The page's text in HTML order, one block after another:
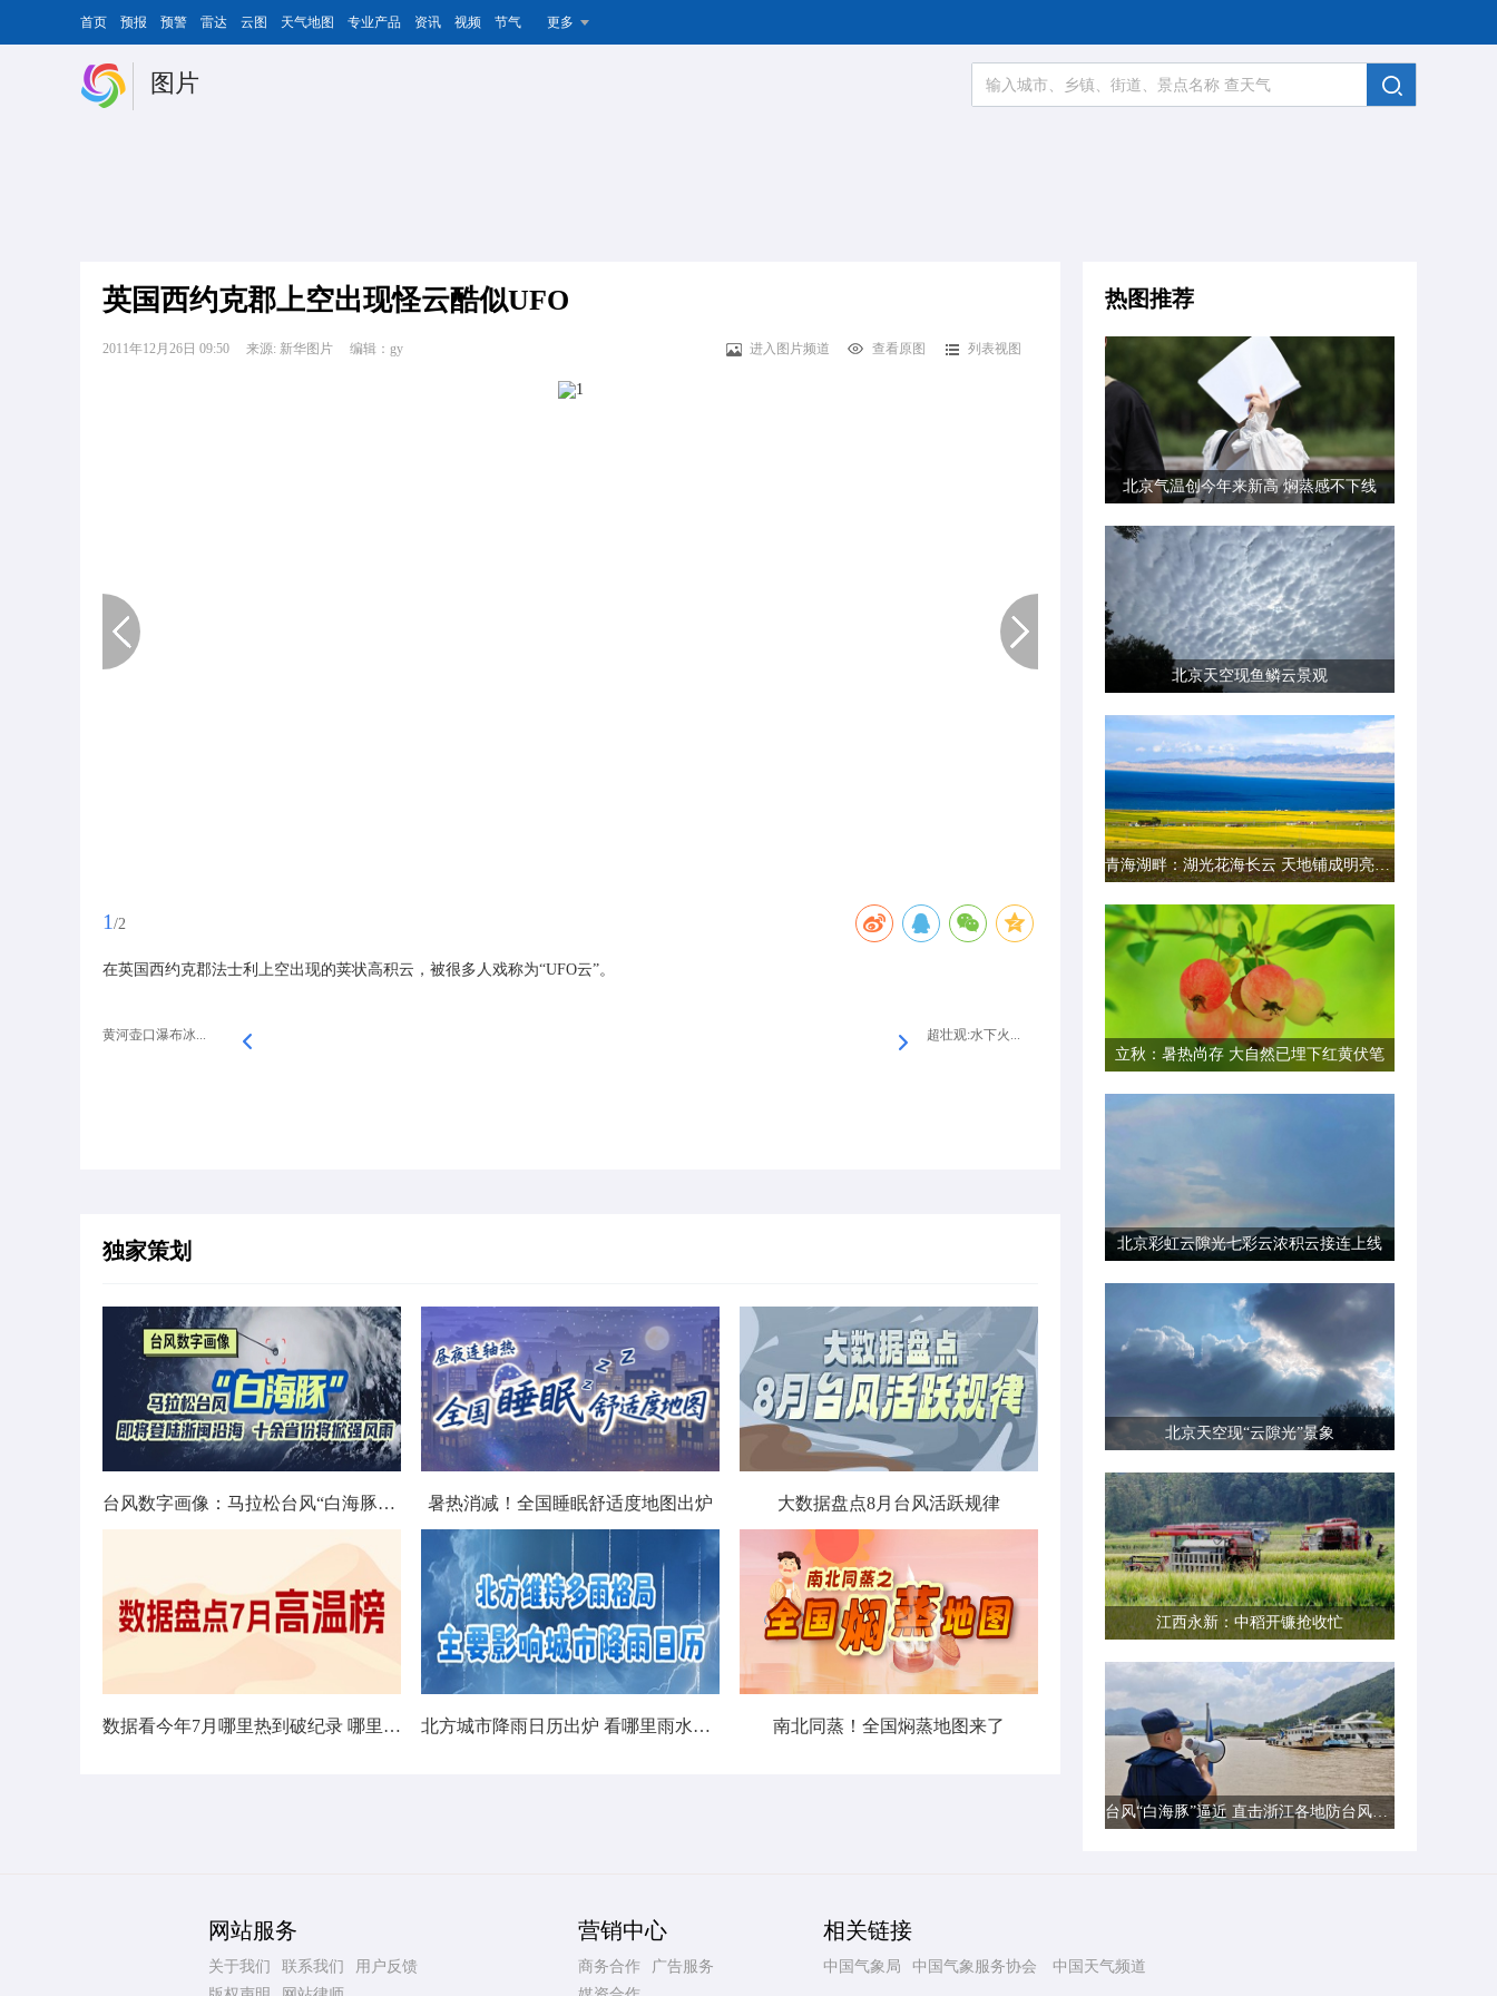
首页 预报 预警 雷达 云图 天气地图 专业产品 资讯 视频 节气 更多
图片
英国西约克郡上空出现怪云酷似UFO
2011年12月26日 09:50 来源: 新华图片 编辑：gy 进入图片频道 查看原图 列表视图
1 /2
在英国西约克郡法士利上空出现的荚状高积云，被很多人戏称为“UFO云”。
黄河壶口瀑布冰... 超壮观:水下火...
独家策划
台风数字画像：马拉松台风“白海豚”将影响十余省份 暑热消减！全国睡眠舒适度地图出炉 大数据盘点8月台风活跃规律
数据看今年7月哪里热到破纪录 哪里暑热连轴转 北方城市降雨日历出炉 看哪里雨水超长待机 南北同蒸！全国焖蒸地图来了
热图推荐
北京气温创今年来新高 焖蒸感不下线
北京天空现鱼鳞云景观
青海湖畔：湖光花海长云 天地铺成明亮画卷
立秋：暑热尚存 大自然已埋下红黄伏笔
北京彩虹云隙光七彩云浓积云接连上线
北京天空现“云隙光”景象
江西永新：中稻开镰抢收忙
台风“白海豚”逼近 直击浙江各地防台风一线现场
网站服务
关于我们 联系我们
用户反馈
营销中心
商务合作
广告服务
相关链接
中国气象局 中国气象服务协会 中国天气频道